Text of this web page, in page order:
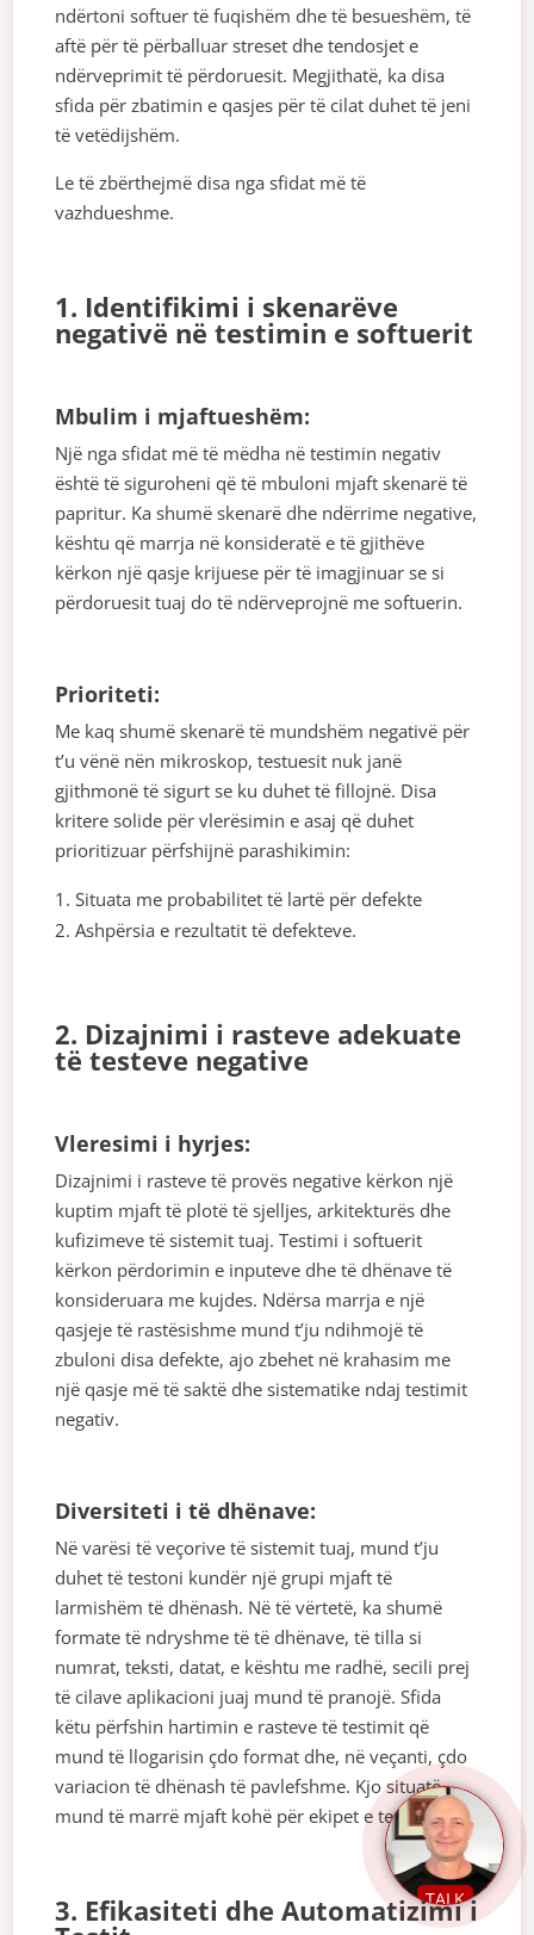
ndërtoni softuer të fuqishëm dhe të besueshëm, të
aftë për të përballuar streset dhe tendosjet e
ndërveprimit të përdoruesit. Megjithatë, ka disa
sfida për zbatimin e qasjes për të cilat duhet të jeni
të vetëdijshëm.
Le të zbërthejmë disa nga sfidat më të
vazhdueshme.
1. Identifikimi i skenarëve
negativë në testimin e softuerit
Mbulim i mjaftueshëm:
Një nga sfidat më të mëdha në testimin negativ
është të siguroheni që të mbuloni mjaft skenarë të
papritur. Ka shumë skenarë dhe ndërrime negative,
kështu që marrja në konsideratë e të gjithëve
kërkon një qasje krijuese për të imagjinuar se si
përdoruesit tuaj do të ndërveprojnë me softuerin.
Prioriteti:
Me kaq shumë skenarë të mundshëm negativë për
t’u vënë nën mikroskop, testuesit nuk janë
gjithmonë të sigurt se ku duhet të fillojnë. Disa
kritere solide për vlerësimin e asaj që duhet
prioritizuar përfshijnë parashikimin:
Situata me probabilitet të lartë për defekte
Ashpërsia e rezultatit të defekteve.
2. Dizajnimi i rasteve adekuate
të testeve negative
Vleresimi i hyrjes:
Dizajnimi i rasteve të provës negative kërkon një
kuptim mjaft të plotë të sjelljes, arkitekturës dhe
kufizimeve të sistemit tuaj. Testimi i softuerit
kërkon përdorimin e inputeve dhe të dhënave të
konsideruara me kujdes. Ndërsa marrja e një
qasjeje të rastësishme mund t’ju ndihmojë të
zbuloni disa defekte, ajo zbehet në krahasim me
një qasje më të saktë dhe sistematike ndaj testimit
negativ.
Diversiteti i të dhënave:
Në varësi të veçorive të sistemit tuaj, mund t’ju
duhet të testoni kundër një grupi mjaft të
larmishëm të dhënash. Në të vërtetë, ka shumë
formate të ndryshme të të dhënave, të tilla si
numrat, teksti, datat, e kështu me radhë, secili prej
të cilave aplikacioni juaj mund të pranojë. Sfida
këtu përfshin hartimin e rasteve të testimit që
mund të llogarisin çdo format dhe, në veçanti, çdo
variacion të dhënash të pavlefshme. Kjo situatë
mund të marrë mjaft kohë për ekipet e testimit.
3. Efikasiteti dhe Automatizimi i
TALK